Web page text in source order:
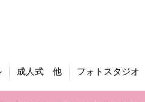
成人式 他 フォトスタジオ